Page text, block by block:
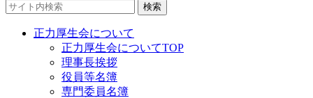
検索
正力厚生会について
正力厚生会についてTOP
理事長挨拶
役員等名簿
専門委員名簿